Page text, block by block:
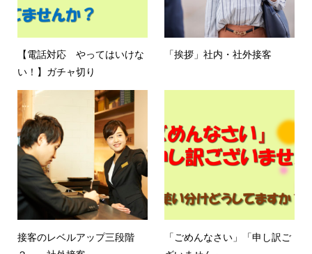
【電話対応 やってはいけな
い！】ガチャ切り
「挨拶」社内・社外接客
接客のレベルアップ三段階
「ごめんなさい」「申し訳ご